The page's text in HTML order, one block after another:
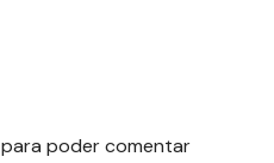
para poder comentar